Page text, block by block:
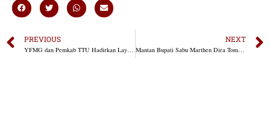
PREVIOUS NEXT
Mantan Bupati Sabu Marthen Dira Tome Bersilaturahmi ke Fransiscus Go di Jakarta